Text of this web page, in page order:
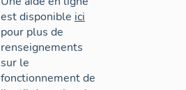
est disponible ici
pour plus de
renseignements
sur le
fonctionnement de